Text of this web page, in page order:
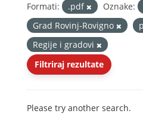
Formati: .pdf Oznake:
Grad Rovinj-Rovigno
Regije i gradovi
Filtriraj rezultate
Please try another search.